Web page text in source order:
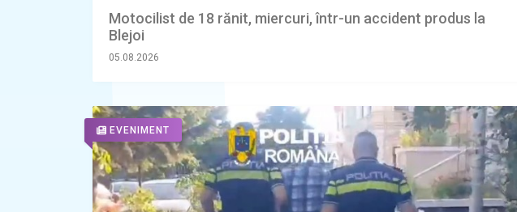
Motocilist de 18 rănit, miercuri, într-un accident produs la
Blejoi
05.08.2026
EVENIMENT